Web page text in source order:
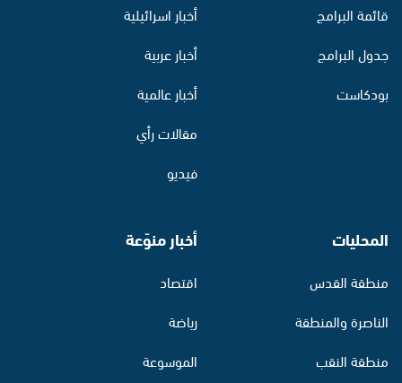
قائمة البرامج
جدول البرامج
بودكاست
أخبار اسرائيلية
أخبار عربية
أخبار عالمية
مقالات رأي
فيديو
المحليات
منطقة القدس
الناصرة والمنطقة
منطقة النقب
أخبار منوّعة
اقتصاد
رياضة
الموسوعة